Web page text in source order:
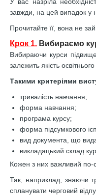
завжди, на цей випадок у
Прочитайте її, вона не
Крок 1. Вибираємо
Вибираючи курси
залежить якість
Такими критеріями
тривалість навчання;
форма навчання;
програма курсу;
форма підсумкового
вид документа, що
викладацький склад
Кожен з них важливий по-
Так, наприклад, знаючи
спланувати черговий